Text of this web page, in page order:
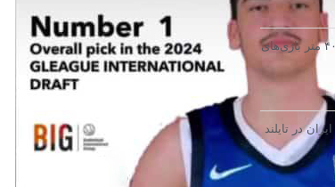
محمد قاسمی: هدفم رسیدن به فینال ۴۰۰ متر بازی‌های
در تایلند